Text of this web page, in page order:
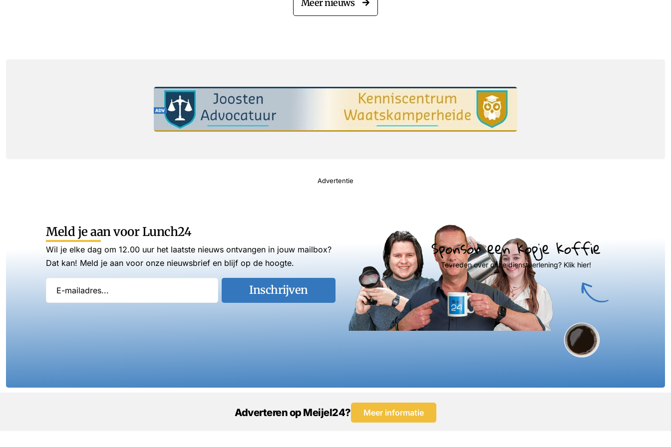
Meer nieuws
Advertentie
Meld je aan voor Lunch24
Wil je elke dag om 12.00 uur het laatste nieuws ontvangen in jouw mailbox?
Dat kan! Meld je aan voor onze nieuwsbrief en blijf op de hoogte.
Inschrijven
Sponsor een kopje koffie
Tevreden over onze dienstverlening? Klik hier!
Adverteren op Meijel24? Meer informatie